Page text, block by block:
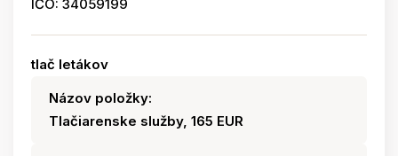
IČO: 34059199
tlač letákov
Názov položky:
Tlačiarenske služby, 165 EUR